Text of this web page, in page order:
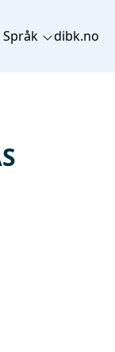
Språk dibk.no